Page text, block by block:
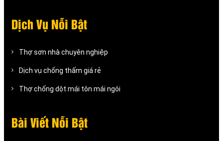
Dịch Vụ Nỗi Bật
Thợ sơn nhà chuyên nghiệp
Dịch vụ chống thấm giá rẻ
Thợ chống dột mái tôn mái ngói
Bài Viết Nỗi Bật